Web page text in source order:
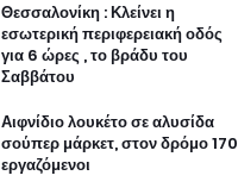
Θεσσαλονίκη : Κλείνει η
εσωτερική περιφερειακή οδός
για 6 ώρες , το βράδυ του
Σαββάτου
Αιφνίδιο λουκέτο σε αλυσίδα
σούπερ μάρκετ, στον δρόμο 170
εργαζόμενοι